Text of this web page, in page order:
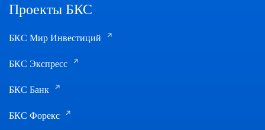
Проекты БКС
БКС Мир Инвестиций
БКС Экспресс
БКС Банк
БКС Форекс